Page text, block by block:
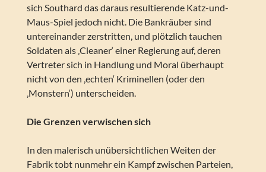
sich Southard das daraus resultierende Katz-und-
Maus-Spiel jedoch nicht. Die Bankräuber sind
untereinander zerstritten, und plötzlich tauchen
Soldaten als ‚Cleaner‘ einer Regierung auf, deren
Vertreter sich in Handlung und Moral überhaupt
nicht von den ‚echten‘ Kriminellen (oder den
‚Monstern‘) unterscheiden.
Die Grenzen verwischen sich
In den malerisch unübersichtlichen Weiten der
Fabrik tobt nunmehr ein Kampf zwischen Parteien,